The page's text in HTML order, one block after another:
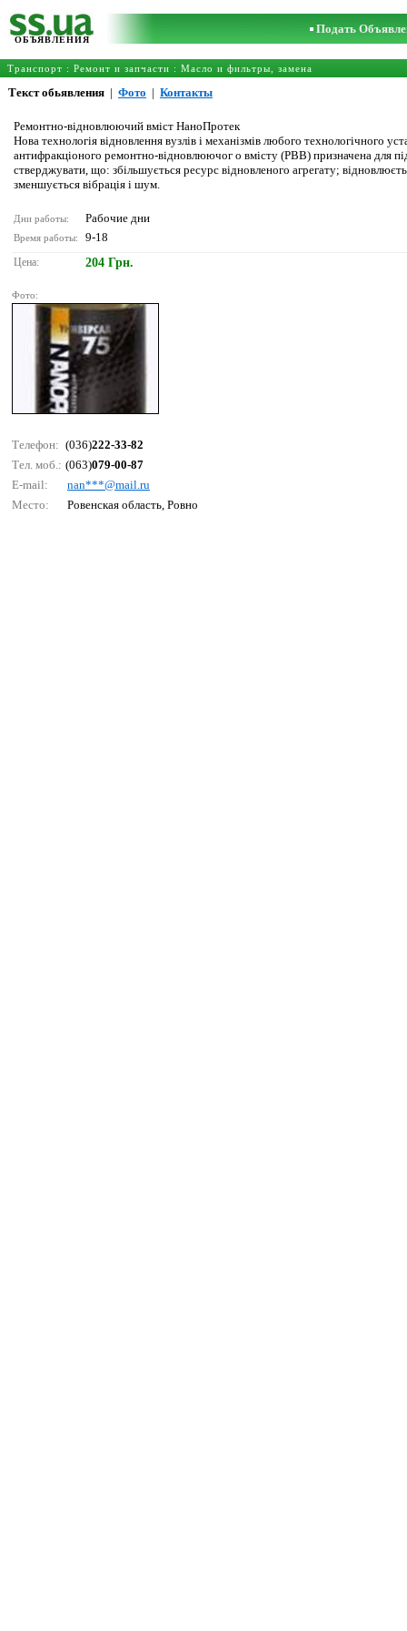
ОБЪЯВЛЕНИЯ
Подать
Транспорт : Ремонт и запчасти : Масло и фильтры, замена
Текст обьявления | Фото | Контакты
Ремонтно-відновлюючий вміст НаноПротек
Нова технологія відновлення вузлів і механізмів любого технологічного
антифракціоного ремонтно-відновлюючог о вмісту (РВВ) призначена для
стверджувати, що: збільшується ресурс відновленого агрегату;
зменшується вібрація і шум.
Дни работы: Рабочие дни
Время работы: 9-18
Цена: 204 Грн.
Фото:
Телефон: (036)222-33-82
Тел. моб.: (063)079-00-87
E-mail:
nаn***@mаil.ru
Место:
Ровенская область, Ровно